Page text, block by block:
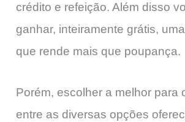
crédito e refeição. Além disso
ganhar, inteiramente grátis,
que rende mais que poupança.
Porém, escolher a melhor para
entre as diversas opções